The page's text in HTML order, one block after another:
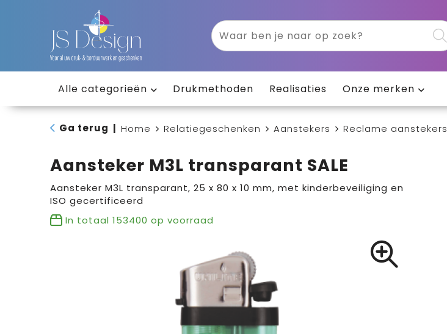
Alle categorieën Drukmethoden Realisaties Onze merken
Ga terug Home Relatiegeschenken Aanstekers Reclame aanstekers
Aansteker M3L transparant SALE
Aansteker M3L transparant, 25 x 80 x 10 mm, met kinderbeveiliging en
ISO gecertificeerd
In totaal 153400 op voorraad